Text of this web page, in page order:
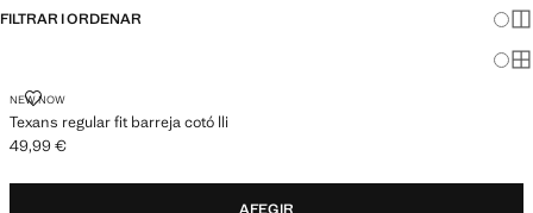
FILTRAR I ORDENAR
NEW NOW
Texans regular fit barreja cotó lli
TEXANS REGULAR FIT BARREJA COTÓ LLI
Preu actual [49,99 € ]
49,99 €
AFEGIR